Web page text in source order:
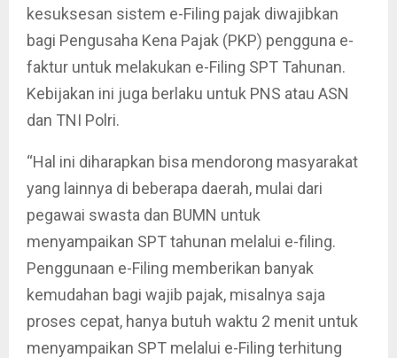
kesuksesan sistem e-Filing pajak diwajibkan
bagi Pengusaha Kena Pajak (PKP) pengguna e-
faktur untuk melakukan e-Filing SPT Tahunan.
Kebijakan ini juga berlaku untuk PNS atau ASN
dan TNI Polri.
“Hal ini diharapkan bisa mendorong masyarakat
yang lainnya di beberapa daerah, mulai dari
pegawai swasta dan BUMN untuk
menyampaikan SPT tahunan melalui e-filing.
Penggunaan e-Filing memberikan banyak
kemudahan bagi wajib pajak, misalnya saja
proses cepat, hanya butuh waktu 2 menit untuk
menyampaikan SPT melalui e-Filing terhitung